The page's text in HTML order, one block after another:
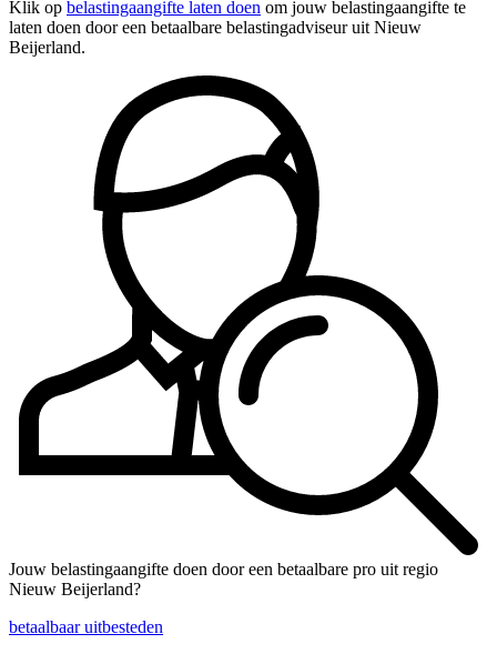
Klik op belastingaangifte laten doen om jouw belastingaangifte te
laten doen door een betaalbare belastingadviseur uit Nieuw
Beijerland.
Jouw belastingaangifte doen door een betaalbare pro uit regio
Nieuw Beijerland?
betaalbaar uitbesteden